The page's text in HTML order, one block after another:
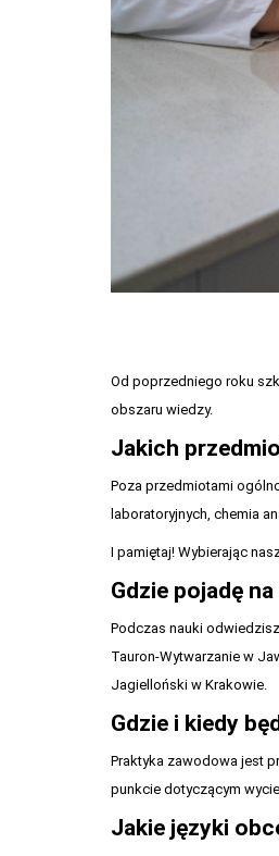
Od poprzedniego roku
obszaru wiedzy.
Jakich
Poza przedmiotami
laboratoryjnych, chemia
I pamiętaj! Wybierając
Gdzie pojadę
Podczas nauki odwiedzisz
Tauron-Wytwarzanie w
Jagielloński w Krakowie.
Gdzie i kiedy
Praktyka zawodowa jest
punkcie dotyczącym
Jakie języki